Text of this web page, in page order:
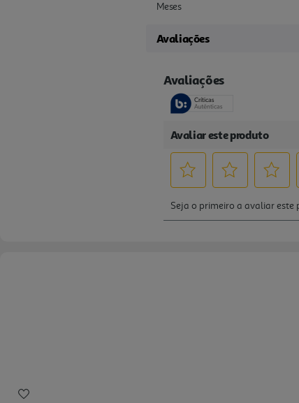
Meses
Avaliações